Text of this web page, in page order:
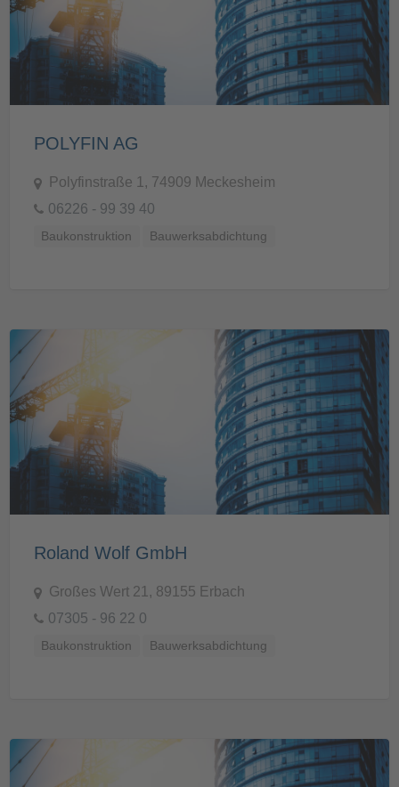
POLYFIN AG
Polyfinstraße 1, 74909 Meckesheim
06226 - 99 39 40
Baukonstruktion Bauwerksabdichtung
Roland Wolf GmbH
Großes Wert 21, 89155 Erbach
07305 - 96 22 0
Baukonstruktion Bauwerksabdichtung